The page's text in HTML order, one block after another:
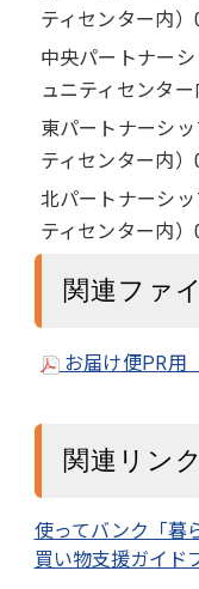
ティセンター内
中央パートナー
ュニティセンタ
東パートナーシ
ティセンター内
北パートナーシ
ティセンター内
関連ファ
お届け便PR用
関連リンク
使ってバンク「暮
買い物支援ガイド